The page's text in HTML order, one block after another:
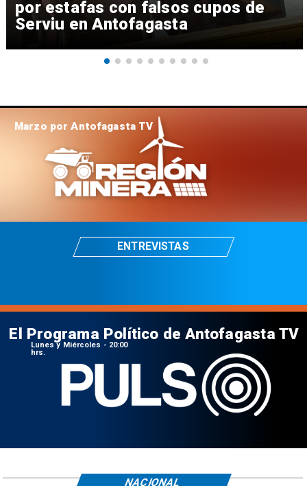
por estafas con falsos cupos de
Serviu en Antofagasta
Marzo por Antofagasta TV
ENTREVISTAS
El Programa Político de Antofagasta TV
Lunes y Miércoles - 20:00
hrs.
NACIONAL